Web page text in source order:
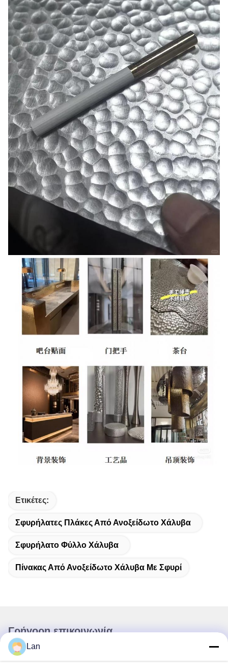
Ετικέτες:
Σφυρήλατες Πλάκες Από Ανοξείδωτο Χάλυβα
Σφυρήλατο Φύλλο Χάλυβα
Πίνακας Από Ανοξείδωτο Χάλυβα Με Σφυρί
Γρήγορη επικοινωνία
Lan